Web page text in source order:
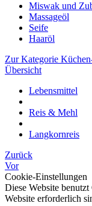
Miswak und
Massageöl
Seife
Haaröl
Zur Kategorie
Übersicht
Lebensmittel
Reis & Mehl
Langkornreis
Zurück
Vor
Cookie-Einstellungen
Diese Website
Website erforderlich